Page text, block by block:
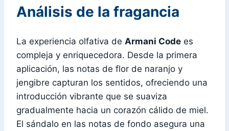
Análisis de la fragancia
La experiencia olfativa de Armani Code es
compleja y enriquecedora. Desde la primera
aplicación, las notas de flor de naranjo y
jengibre capturan los sentidos, ofreciendo una
introducción vibrante que se suaviza
gradualmente hacia un corazón cálido de miel.
El sándalo en las notas de fondo asegura una